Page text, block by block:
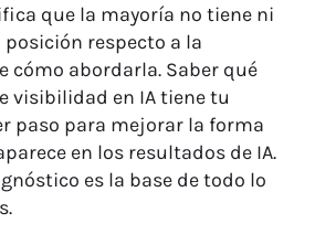
que la mayoría no tiene ni
posición respecto a la
cómo abordarla. Saber qué
visibilidad en IA tiene tu
paso para mejorar la forma
en los resultados de IA.
es la base de todo lo